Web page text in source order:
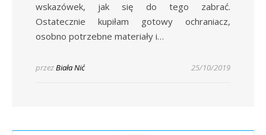
wskazówek, jak się do tego zabrać.
Ostatecznie kupiłam gotowy ochraniacz,
osobno potrzebne materiały i…
przezBiała Nić 25/10/2019